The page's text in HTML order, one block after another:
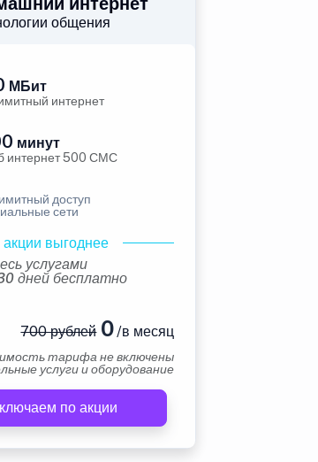
общения
МБит
интернет
минут
интернет 500 СМС
доступ
сети
акции выгоднее
услугами
дней бесплатно
700 рублей0/в месяц
тарифа не включены
услуги и оборудование
по акции